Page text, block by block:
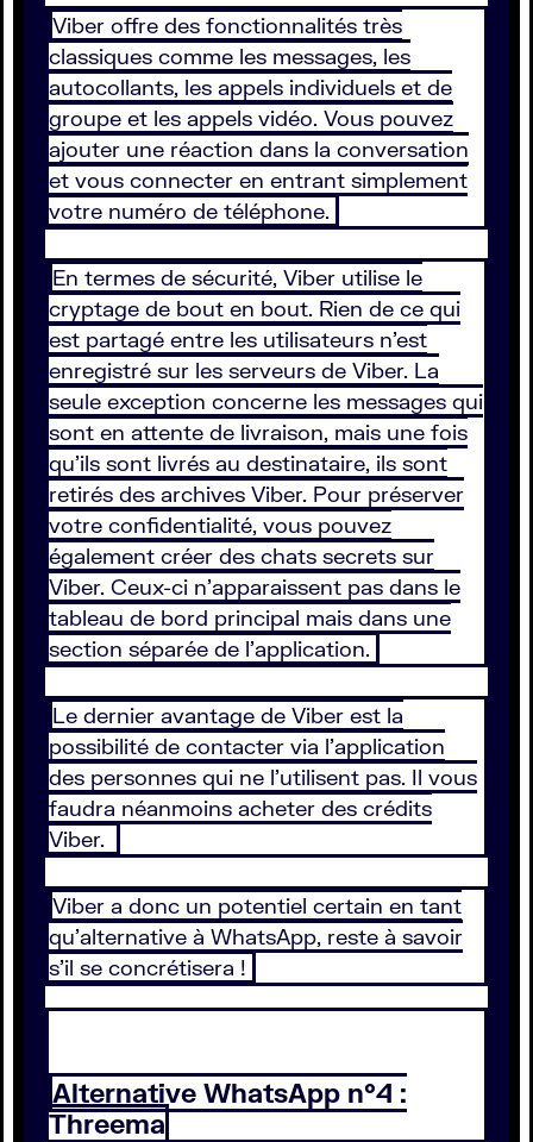
Viber offre des fonctionnalités très
classiques comme les messages, les
autocollants, les appels individuels et de
groupe et les appels vidéo. Vous pouvez
ajouter une réaction dans la conversation
et vous connecter en entrant simplement
votre numéro de téléphone.
En termes de sécurité, Viber utilise le
cryptage de bout en bout. Rien de ce qui
est partagé entre les utilisateurs n'est
enregistré sur les serveurs de Viber. La
seule exception concerne les messages qui
sont en attente de livraison, mais une fois
qu'ils sont livrés au destinataire, ils sont
retirés des archives Viber. Pour préserver
votre confidentialité, vous pouvez
également créer des chats secrets sur
Viber. Ceux-ci n'apparaissent pas dans le
tableau de bord principal mais dans une
section séparée de l'application.
Le dernier avantage de Viber est la
possibilité de contacter via l’application
des personnes qui ne l’utilisent pas. Il vous
faudra néanmoins acheter des crédits
Viber.
Viber a donc un potentiel certain en tant
qu’alternative à WhatsApp, reste à savoir
s’il se concrétisera !
Alternative WhatsApp n°4 :
Threema